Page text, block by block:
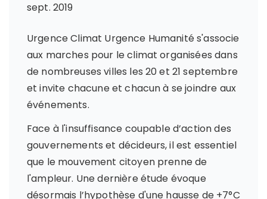
sept. 2019
Urgence Climat Urgence Humanité s'associe
aux marches pour le climat organisées dans
de nombreuses villes les 20 et 21 septembre
et invite chacune et chacun à se joindre aux
événements.
Face à l'insuffisance coupable d’action des
gouvernements et décideurs, il est essentiel
que le mouvement citoyen prenne de
l'ampleur. Une dernière étude évoque
désormais l’hypothèse d'une hausse de +7°C